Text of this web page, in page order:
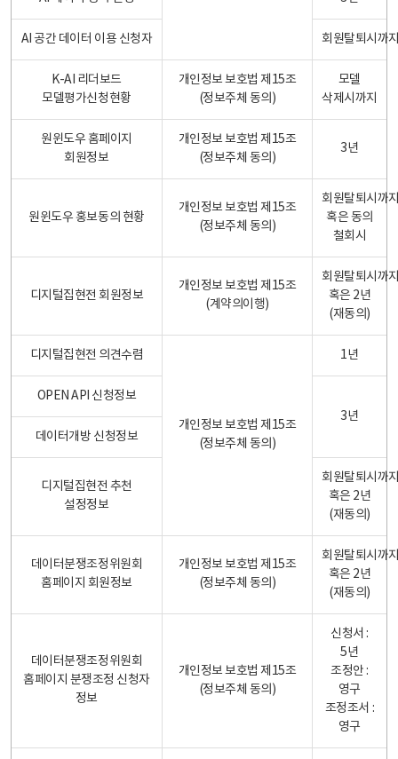
AI 공간 데이터 이용 신청자 회원탈퇴시까
K-AI 리더보드
모델평가신청현황
개인정보 보호법 제15조
(정보주체 동의)
모델
삭제시까지
원윈도우 홈페이지
회원정보
개인정보 보호법 제15조
(정보주체 동의)
3년
원윈도우 홍보동의 현황
개인정보 보호법 제15조
(정보주체 동의)
회원탈퇴시까
혹은 동의
철회시
디지털집현전 회원정보
개인정보 보호법 제15조
(계약의이행)
회원탈퇴시까
혹은 2년
(재동의)
디지털집현전 의견수렴
개인정보 보호법 제15조
(정보주체 동의)
1년
OPEN API 신청정보
3년
데이터개방 신청정보
디지털집현전 추천
설정정보
회원탈퇴시까
혹은 2년
(재동의)
데이터분쟁조정위원회
홈페이지 회원정보
개인정보 보호법 제15조
(정보주체 동의)
회원탈퇴시까
혹은 2년
(재동의)
데이터분쟁조정위원회
홈페이지 분쟁조정 신청자
정보
개인정보 보호법 제15조
(정보주체 동의)
신청서 :
5년
조정안 :
영구
조정조서 :
영구